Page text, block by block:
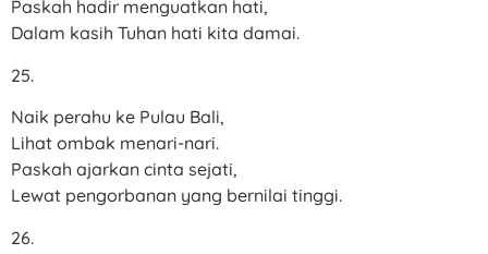
Paskah hadir menguatkan hati,
Dalam kasih Tuhan hati kita damai.
25.
Naik perahu ke Pulau Bali,
Lihat ombak menari-nari.
Paskah ajarkan cinta sejati,
Lewat pengorbanan yang bernilai tinggi.
26.